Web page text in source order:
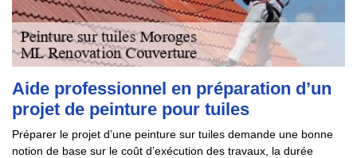
Aide professionnel en préparation d’un
projet de peinture pour tuiles
Préparer le projet d’une peinture sur tuiles demande une bonne
notion de base sur le coût d’exécution des travaux, la durée